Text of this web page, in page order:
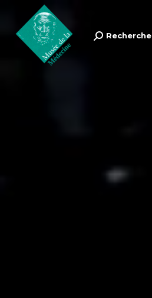
Search:
Recherche